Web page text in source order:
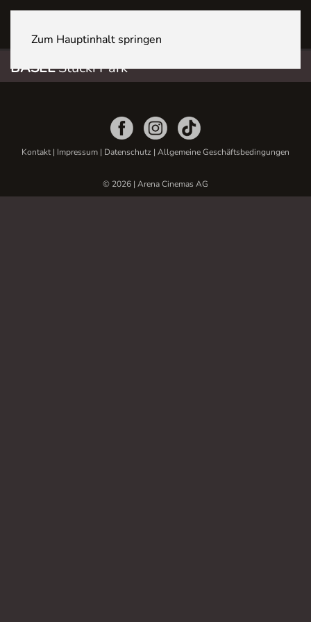
Zum Hauptinhalt springen
BASELStücki Park
Kontakt| Impressum | Datenschutz | Allgemeine Geschäftsbedingungen
© 2026 | Arena Cinemas AG